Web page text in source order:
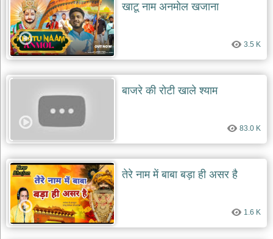
खाटू नाम अनमोल खजाना
3.5 K
बाजरे की रोटी खाले श्याम
83.0 K
तेरे नाम में बाबा बड़ा ही असर है
1.6 K